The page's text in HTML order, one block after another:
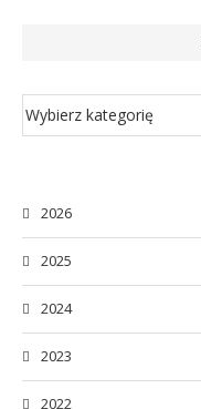
2026
2025
2024
2023
2022